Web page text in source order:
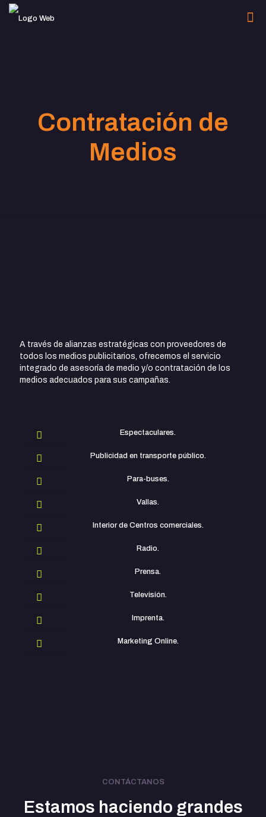
Contratación de
Medios
A través de alianzas estratégicas con proveedores de
todos los medios publicitarios, ofrecemos el servicio
integrado de asesoría de medio y/o contratación de los
medios adecuados para sus campañas.
Espectaculares.
Publicidad en transporte público.
Para-buses.
Vallas.
Interior de Centros comerciales.
Radio.
Prensa.
Televisión.
Imprenta.
Marketing Online.
CONTÁCTANOS
Estamos haciendo grandes